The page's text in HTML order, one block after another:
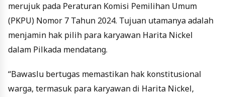
merujuk pada Peraturan Komisi Pemilihan Umum
(PKPU) Nomor 7 Tahun 2024. Tujuan utamanya adalah
menjamin hak pilih para karyawan Harita Nickel
dalam Pilkada mendatang.
“Bawaslu bertugas memastikan hak konstitusional
warga, termasuk para karyawan di Harita Nickel,